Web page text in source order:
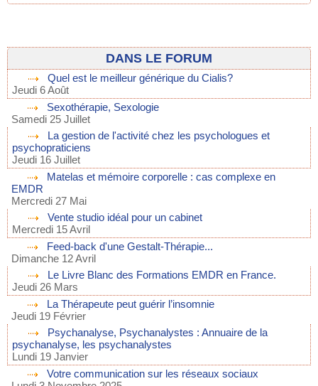
DANS LE FORUM
Quel est le meilleur générique du Cialis?
Jeudi 6 Août
Sexothérapie, Sexologie
Samedi 25 Juillet
La gestion de l'activité chez les psychologues et
psychopraticiens
Jeudi 16 Juillet
Matelas et mémoire corporelle : cas complexe en
EMDR
Mercredi 27 Mai
Vente studio idéal pour un cabinet
Mercredi 15 Avril
Feed-back d'une Gestalt-Thérapie...
Dimanche 12 Avril
Le Livre Blanc des Formations EMDR en France.
Jeudi 26 Mars
La Thérapeute peut guérir l’insomnie
Jeudi 19 Février
Psychanalyse, Psychanalystes : Annuaire de la
psychanalyse, les psychanalystes
Lundi 19 Janvier
Votre communication sur les réseaux sociaux